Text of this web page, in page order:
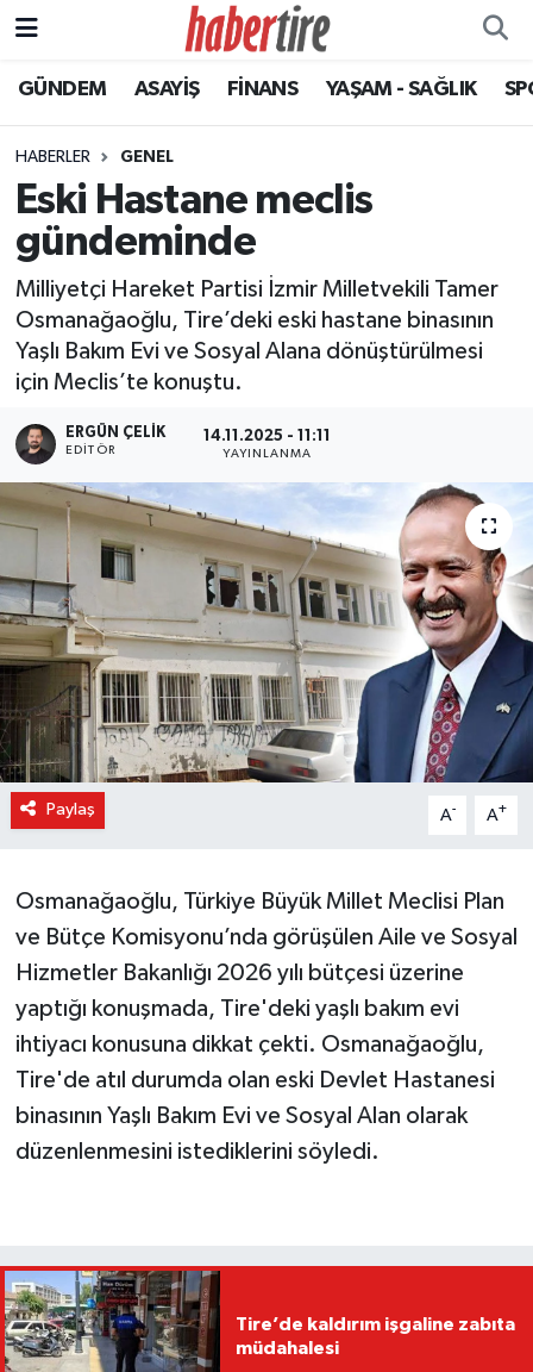
GÜNDEM ASAYİŞ FİNANS YAŞAM - SAĞLIK
HABERLER GENEL
Eski Hastane meclis
gündeminde
Milliyetçi Hareket Partisi İzmir Milletvekili Tamer
Osmanağaoğlu, Tire’deki eski hastane binasının
Yaşlı Bakım Evi ve Sosyal Alana dönüştürülmesi
için Meclis’te konuştu.
ERGÜN ÇELIK
EDITÖR
14.11.2025 - 11:11
YAYINLANMA
Paylaş A- A+
Osmanağaoğlu, Türkiye Büyük Millet Meclisi Plan
ve Bütçe Komisyonu’nda görüşülen Aile ve Sosyal
Hizmetler Bakanlığı 2026 yılı bütçesi üzerine
yaptığı konuşmada, Tire'deki yaşlı bakım evi
ihtiyacı konusuna dikkat çekti. Osmanağaoğlu,
Tire'de atıl durumda olan eski Devlet Hastanesi
binasının Yaşlı Bakım Evi ve Sosyal Alan olarak
düzenlenmesini istediklerini söyledi.
Tire’de kaldırım işgaline zabıta
müdahalesi
Tire Nöbetçi Eczaneler
Tire Hava Durumu
Tire Trafik Yoğunluk Haritası
Süper Lig Puan Durumu ve Fikstür
Tüm Manşetler
Son Dakika Haberleri
Haber Arşivi